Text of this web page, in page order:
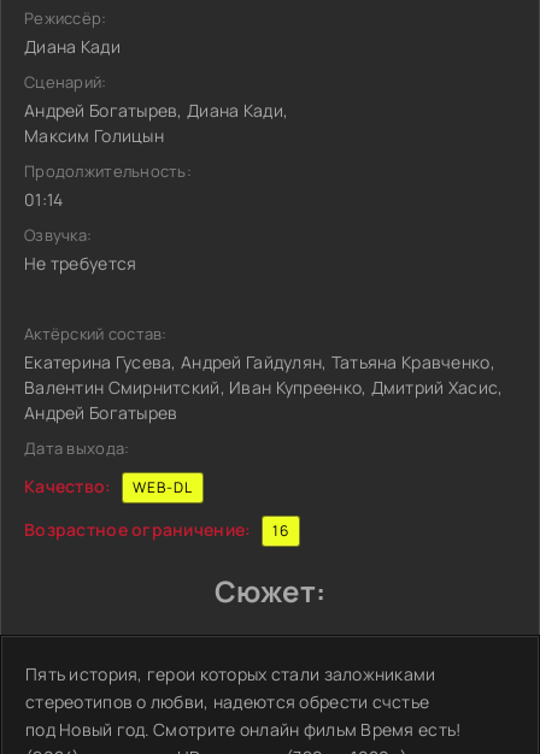
Режиссёр:
Диана Кади
Сценарий:
Андрей Богатырев, Диана Кади,
Максим Голицын
Продолжительность:
01:14
Озвучка:
Не требуется
Актёрский состав:
Екатерина Гусева, Андрей Гайдулян, Татьяна Кравченко,
Валентин Смирнитский, Иван Купреенко, Дмитрий Хасис,
Андрей Богатырев
Дата выхода:
Качество: WEB-DL
Возрастное ограничение: 16
Сюжет:
Пять история, герои которых стали заложниками
стереотипов о любви, надеются обрести счстье
под Новый год. Смотрите онлайн фильм Время есть!